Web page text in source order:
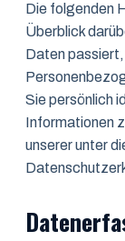
Die folgenden
Überblick
Daten
Sie persönlich
Informationen
unserer unter